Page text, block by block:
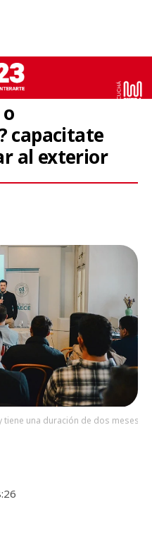
capacitate
al exterior
una duración de dos meses.